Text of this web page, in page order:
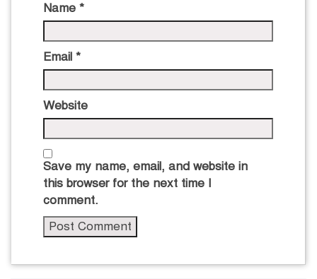
Name *
Email *
Website
Save my name, email, and website in
this browser for the next time I
comment.